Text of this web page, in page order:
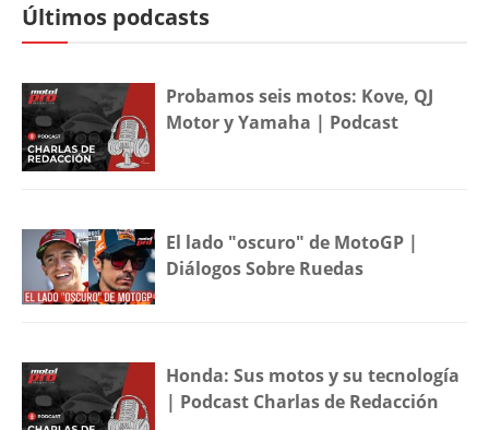
Últimos podcasts
Probamos seis motos: Kove, QJ
Motor y Yamaha | Podcast
El lado "oscuro" de MotoGP |
Diálogos Sobre Ruedas
Honda: Sus motos y su tecnología
| Podcast Charlas de Redacción